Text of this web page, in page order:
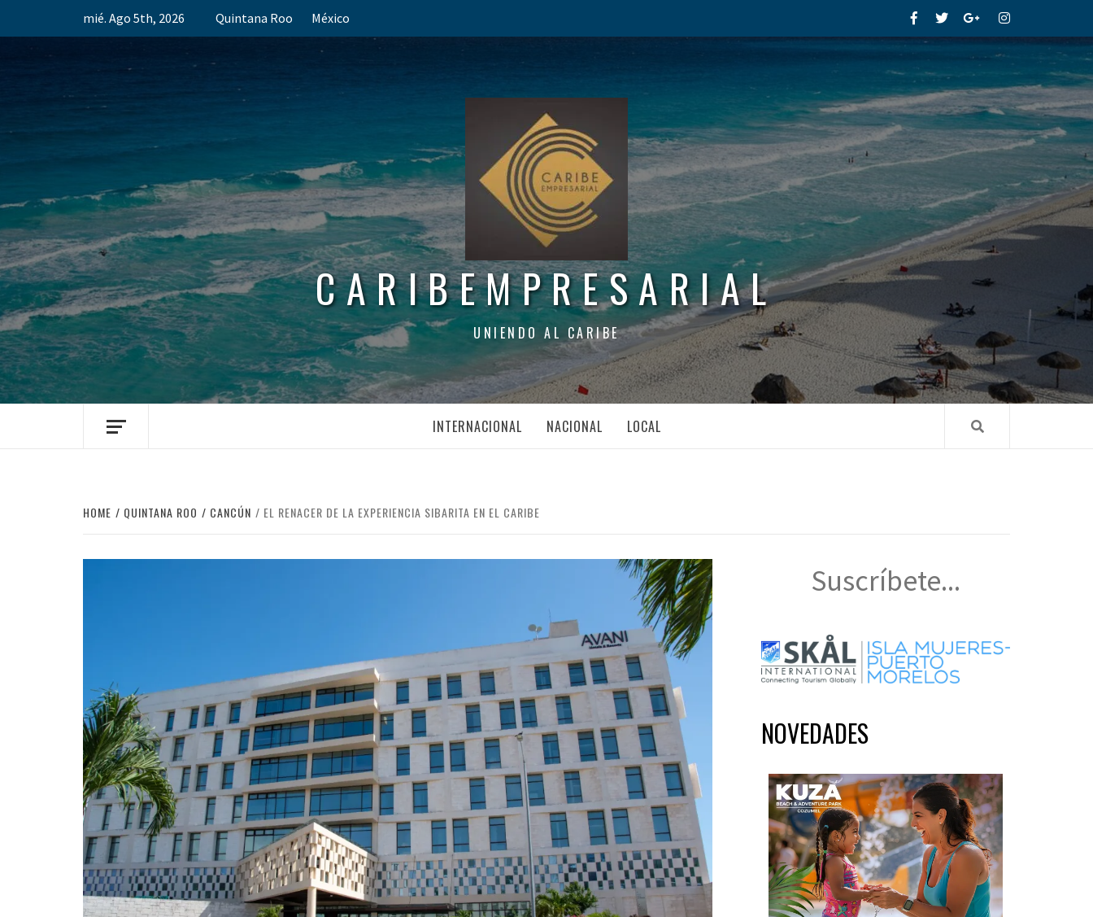
mié. Ago 5th, 2026 Quintana Roo México FacebookTwitterGoogle+Instagram
CARIBEMPRESARIAL
UNIENDO AL CARIBE
INTERNACIONAL NACIONAL LOCAL
HOME QUINTANA ROO CANCÚN EL RENACER DE LA EXPERIENCIA SIBARITA EN EL CARIBE
Suscríbete...
NOVEDADES